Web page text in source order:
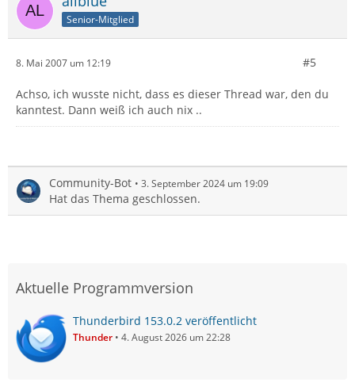
Senior-Mitglied
8. Mai 2007 um 12:19 #5
Achso, ich wusste nicht, dass es dieser Thread war, den du
kanntest. Dann weiß ich auch nix ..
Community-Bot 3. September 2024 um 19:09
Hat das Thema geschlossen.
Aktuelle Programmversion
Thunderbird 153.0.2 veröffentlicht
Thunder 4. August 2026 um 22:28